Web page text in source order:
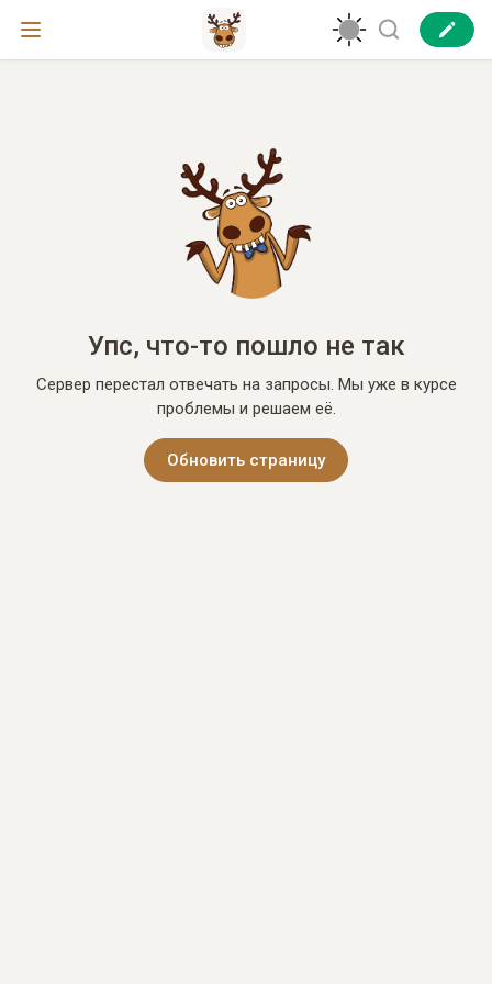
Упс, что-то пошло не так
Сервер перестал отвечать на запросы. Мы уже в курсе
проблемы и решаем её.
Обновить страницу